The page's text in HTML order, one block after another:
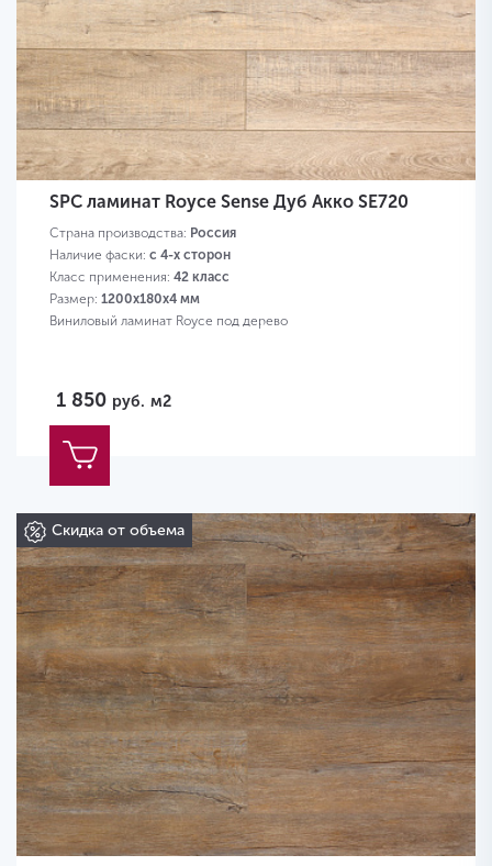
SPC ламинат Royce Sense Дуб Акко SE720
Страна производства: Россия
Наличие фаски: с 4-х сторон
Класс применения: 42 класс
Размер: 1200х180х4 мм
Виниловый ламинат Royce под дерево
1 850 руб. м2
Скидка от объема